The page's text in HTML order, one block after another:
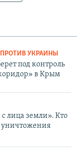
УКРАИНЫ
под контроль
в Крым
лица земли». Кто
уничтожения